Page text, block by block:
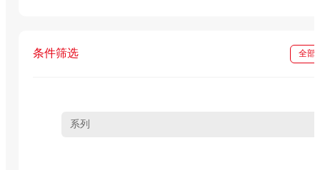
条件筛选 全部
系列